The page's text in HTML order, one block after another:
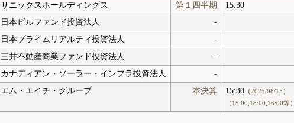
サニックスホールディングス 第１四半期 15:30
日本ビルファンド投資法人 -
日本プライムリアルティ投資法人 -
三井不動産商業ファンド投資法人 -
カナディアン・ソーラー・インフラ投資法人 -
エム・エイチ・グループ 本決算 15:30 （2025/08/15）
（15:00,18:00,16:00等）